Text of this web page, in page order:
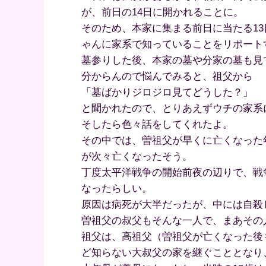
が、前日の14日に開かれることに。
そのため、本家に集まる前日に当たる
ゃんに家系で知っていることをリポー
墓参りした後、本家の墓や分家の墓も
分からんので悩んでみると、祖父から
「墓ばかりジロジロ見てどうした？」
と聞かれたので、とりあえずウチの家
そしたら色々話をしてくれたよ。
その中では、曽祖父が早くに亡くなっ
が次々亡くなったそう。
丁度太平洋戦争の開始前夜の辺りで、
なったらしい。
原因は病死が大半だったが、中には自
曽祖父の叔父もそんな一人で、まあそ
祖父は、高祖父（曽祖父が亡くなった
ど知らない大叔父の家を継ぐこととな